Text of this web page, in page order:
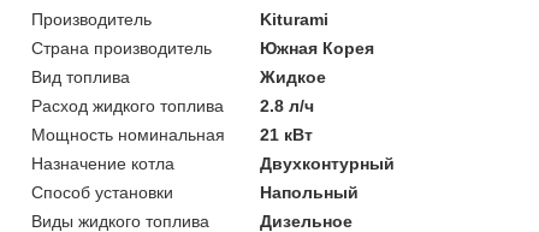
Производитель
Kiturami
Страна производитель
Южная Корея
Вид топлива
Жидкое
Расход жидкого топлива
2.8 л/ч
Мощность номинальная
21 кВт
Назначение котла
Двухконтурный
Способ установки
Напольный
Виды жидкого топлива
Дизельное